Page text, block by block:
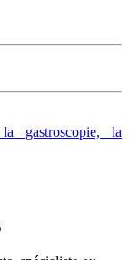
gastroscopie, la